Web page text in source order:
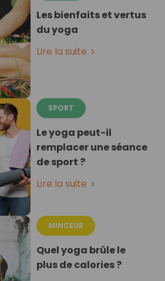
Les bienfaits et vertus
du yoga
Lire la suite
SPORT
Le yoga peut-il
remplacer une séance
de sport ?
Lire la suite
MINCEUR
Quel yoga brûle le
plus de calories ?